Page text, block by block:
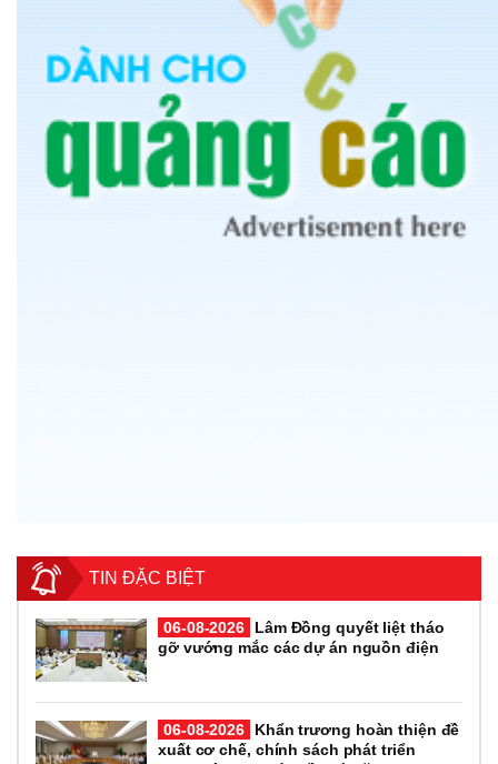
TIN ĐẶC BIỆT
06-08-2026
Lâm Đồng quyết liệt tháo
gỡ vướng mắc các dự án nguồn điện
06-08-2026
Khẩn trương hoàn thiện đề
xuất cơ chế, chính sách phát triển